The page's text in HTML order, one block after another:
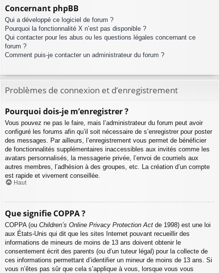
Concernant phpBB
Qui a développé ce logiciel de forum ?
Pourquoi la fonctionnalité X n’est pas disponible ?
Qui contacter pour les abus ou les questions légales concernant ce
forum ?
Comment puis-je contacter un administrateur du forum ?
Problèmes de connexion et d’enregistrement
Pourquoi dois-je m’enregistrer ?
Vous pouvez ne pas le faire, mais l’administrateur du forum peut avoir
configuré les forums afin qu’il soit nécessaire de s’enregistrer pour poster
des messages. Par ailleurs, l’enregistrement vous permet de bénéficier
de fonctionnalités supplémentaires inaccessibles aux invités comme les
avatars personnalisés, la messagerie privée, l’envoi de courriels aux
autres membres, l’adhésion à des groupes, etc. La création d’un compte
est rapide et vivement conseillée.
Haut
Que signifie COPPA ?
COPPA (ou Children’s Online Privacy Protection Act de 1998) est une loi
aux États-Unis qui dit que les sites Internet pouvant recueillir des
informations de mineurs de moins de 13 ans doivent obtenir le
consentement écrit des parents (ou d’un tuteur légal) pour la collecte de
ces informations permettant d’identifier un mineur de moins de 13 ans. Si
vous n’êtes pas sûr que cela s’applique à vous, lorsque vous vous